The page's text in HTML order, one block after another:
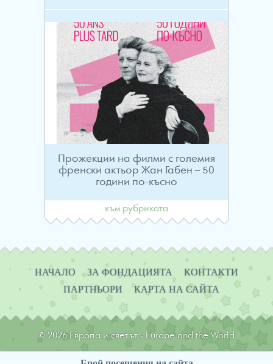
Прожекции на филми с големия
френски актьор Жан Габен – 50
години по-късно
към рубриката
Навигация
НАЧАЛО ЗА ФОНДАЦИЯТА
КОНТАКТИ
ПАРТНЬОРИ
КАРТА НА САЙТА
© 2026 Европа и светът - Europe and the World